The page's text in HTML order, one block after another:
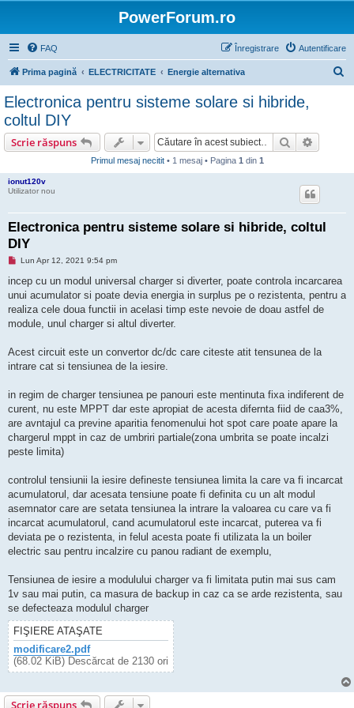
PowerForum.ro
FAQ Autentificare
Înregistrare
Prima pagină ELECTRICITATE Energie alternativa
Electronica pentru sisteme solare si hibride,
coltul DIY
Scrie răspuns Căutare
Primul mesaj necitit• 1 mesaj • Pagina 1 din 1
ionut120v
Utilizator nou
Electronica pentru sisteme solare si hibride, coltul
DIY
M
s
j
n
c
i
t
Lun Apr 12, 2021 9:54 pm
incep cu un modul universal charger si diverter, poate controla incarcarea
unui acumulator si poate devia energia in surplus pe o rezistenta, pentru a
realiza cele doua functii in acelasi timp este nevoie de doau astfel de
module, unul charger si altul diverter.
Acest circuit este un convertor dc/dc care citeste atit tensunea de la
intrare cat si tensiunea de la iesire.
in regim de charger tensiunea pe panouri este mentinuta fixa indiferent de
curent, nu este MPPT dar este apropiat de acesta difernta fiid de caa3%,
are avntajul ca previne aparitia fenomenului hot spot care poate apare la
chargerul mppt in caz de umbriri partiale(zona umbrita se poate incalzi
peste limita)
controlul tensiunii la iesire defineste tensiunea limita la care va fi incarcat
acumulatorul, dar acesata tensiune poate fi definita cu un alt modul
asemnator care are setata tensiunea la intrare la valoarea cu care va fi
incarcat acumulatorul, cand acumulatorul este incarcat, puterea va fi
deviata pe o rezistenta, in felul acesta poate fi utilizata la un boiler
electric sau pentru incalzire cu panou radiant de exemplu,
Tensiunea de iesire a modulului charger va fi limitata putin mai sus cam
1v sau mai putin, ca masura de backup in caz ca se arde rezistenta, sau
se defecteaza modulul charger
FIŞIERE ATAŞATE
modificare2.pdf
(68.02 KiB) Descărcat de 2130 ori
Scrie răspuns